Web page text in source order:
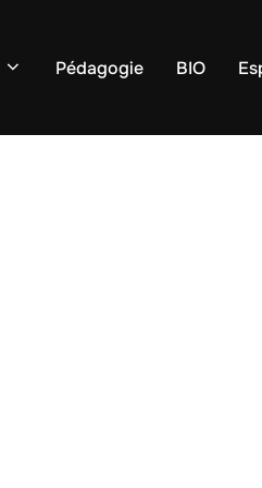
Pédagogie BIO